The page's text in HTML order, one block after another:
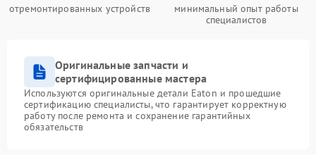
отремонтированных устройств
минимальный опыт работы
специалистов
Оригинальные запчасти и
сертифицированные мастера
Используются оригинальные детали Eaton и прошедшие
сертификацию специалисты, что гарантирует корректную
работу после ремонта и сохранение гарантийных
обязательств